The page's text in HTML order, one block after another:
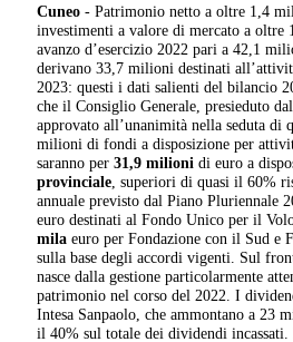
Cuneo - Patrimonio netto a oltre 1,4
investimenti a valore di mercato a oltre
avanzo d’esercizio 2022 pari a 42,1
derivano 33,7 milioni destinati
2023: questi i dati salienti del bilancio
che il Consiglio Generale, presieduto
approvato all’unanimità nella seduta di
milioni di fondi a disposizione per
saranno per31,9 milioni di euro a
provinciale , superiori di quasi il 60%
annuale previsto dal Piano Pluriennale
euro destinati al Fondo Unico per il
mila euro per Fondazione con il Sud e
sulla base degli accordi vigenti. Sul
nasce dalla gestione particolarmente
patrimonio nel corso del 2022. I
Intesa Sanpaolo, che ammontano a 23
il 40% sul totale dei dividendi